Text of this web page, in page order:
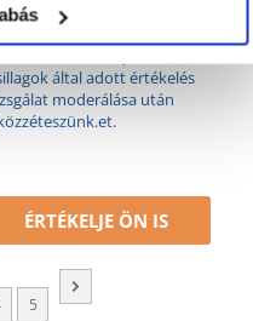
által adott értékelés
moderálása után
ÉRTÉKELJE ÖN IS
5